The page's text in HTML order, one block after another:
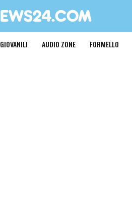
GIOVANILI AUDIO ZONE FORMELLO